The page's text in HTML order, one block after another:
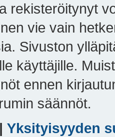
rekisteröitynyt
vie vain
Sivuston
käyttäjille.
ennen
säännöt.
| Yksityisyyden